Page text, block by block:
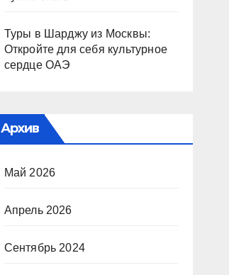
Туры в Шарджу из Москвы:
Откройте для себя культурное
сердце ОАЭ
Архив
Май 2026
Апрель 2026
Сентябрь 2024